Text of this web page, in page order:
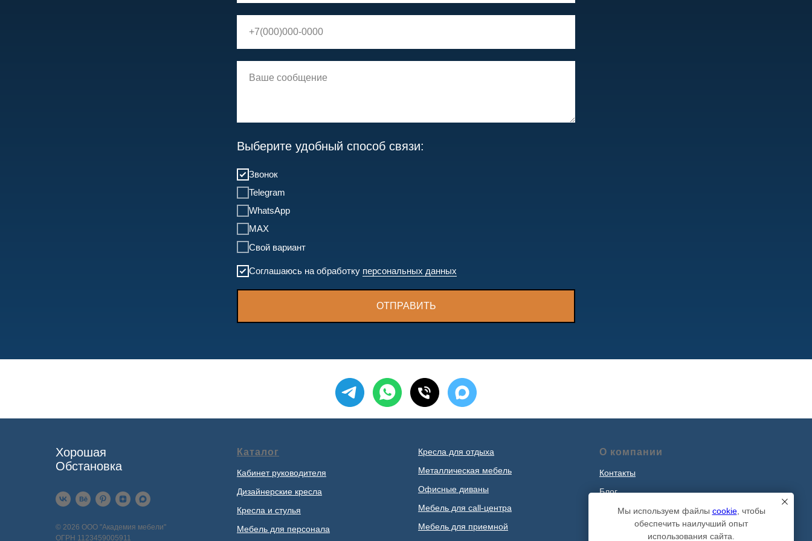
Выберите удобный способ связи:
Звонок
Telegram
WhatsApp
MAX
Свой вариант
Соглашаюсь на обработку персональных данных
ОТПРАВИТЬ
Мы используем файлы cookie, чтобы
обеспечить наилучший опыт
использования сайта.
Хорошая
Обстановка
© 2026 ООО "Академия мебели"
ОГРН 1123459005911
Каталог
Кабинет руководителя
Дизайнерские кресла
Кресла и стулья
Мебель для персонала
Кресла для отдыха
Металлическая мебель
Офисные диваны
Мебель для call-центра
Мебель для приемной
О компании
Контакты
Блог
Наши проекты
Политика обработки персональных